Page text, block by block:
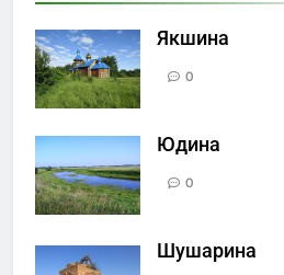
Якшина
0
Юдина
0
Шушарина